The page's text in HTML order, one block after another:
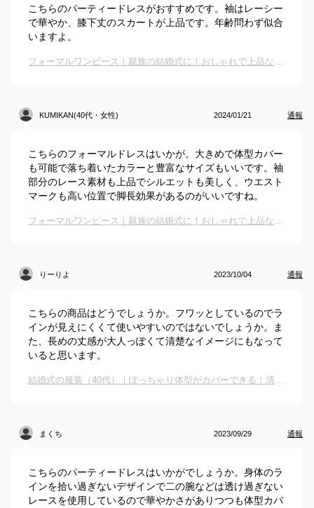
こちらのパーティードレスがおすすめです。袖はレーシー
で華やか、膝下丈のスカートが上品です。年齢問わず似合
いますよ。
フォーマルワンピース｜親族の結婚式に！おしゃれで上品なドレスのおすすめは？
KUMIKAN(40代・女性) 2024/01/21 通報
こちらのフォーマルドレスはいかが。大きめで体型カバー
も可能で落ち着いたカラーと豊富なサイズもいいです。袖
部分のレース素材も上品でシルエットも美しく、ウエスト
マークも高い位置で脚長効果があるのがいいですね。
フォーマルワンピース｜親族の結婚式に！おしゃれで上品なドレスのおすすめは？
りーりよ 2023/10/04 通報
こちらの商品はどうでしょうか。フワッとしているのでラ
インが見えにくくて使いやすいのではないでしょうか。ま
た、長めの丈感が大人っぽくて清楚なイメージにもなって
いると思います。
結婚式の服装（40代）｜ぽっちゃり体型がカバーできる！清爽な冬服（ワンピースなど）のおすすめは？
まくち 2023/09/29 通報
こちらのパーティードレスはいかがでしょうか。身体のラ
インを拾い過ぎないデザインで二の腕などは透け過ぎない
レースを使用しているので華やかさがありつつも体型カバ